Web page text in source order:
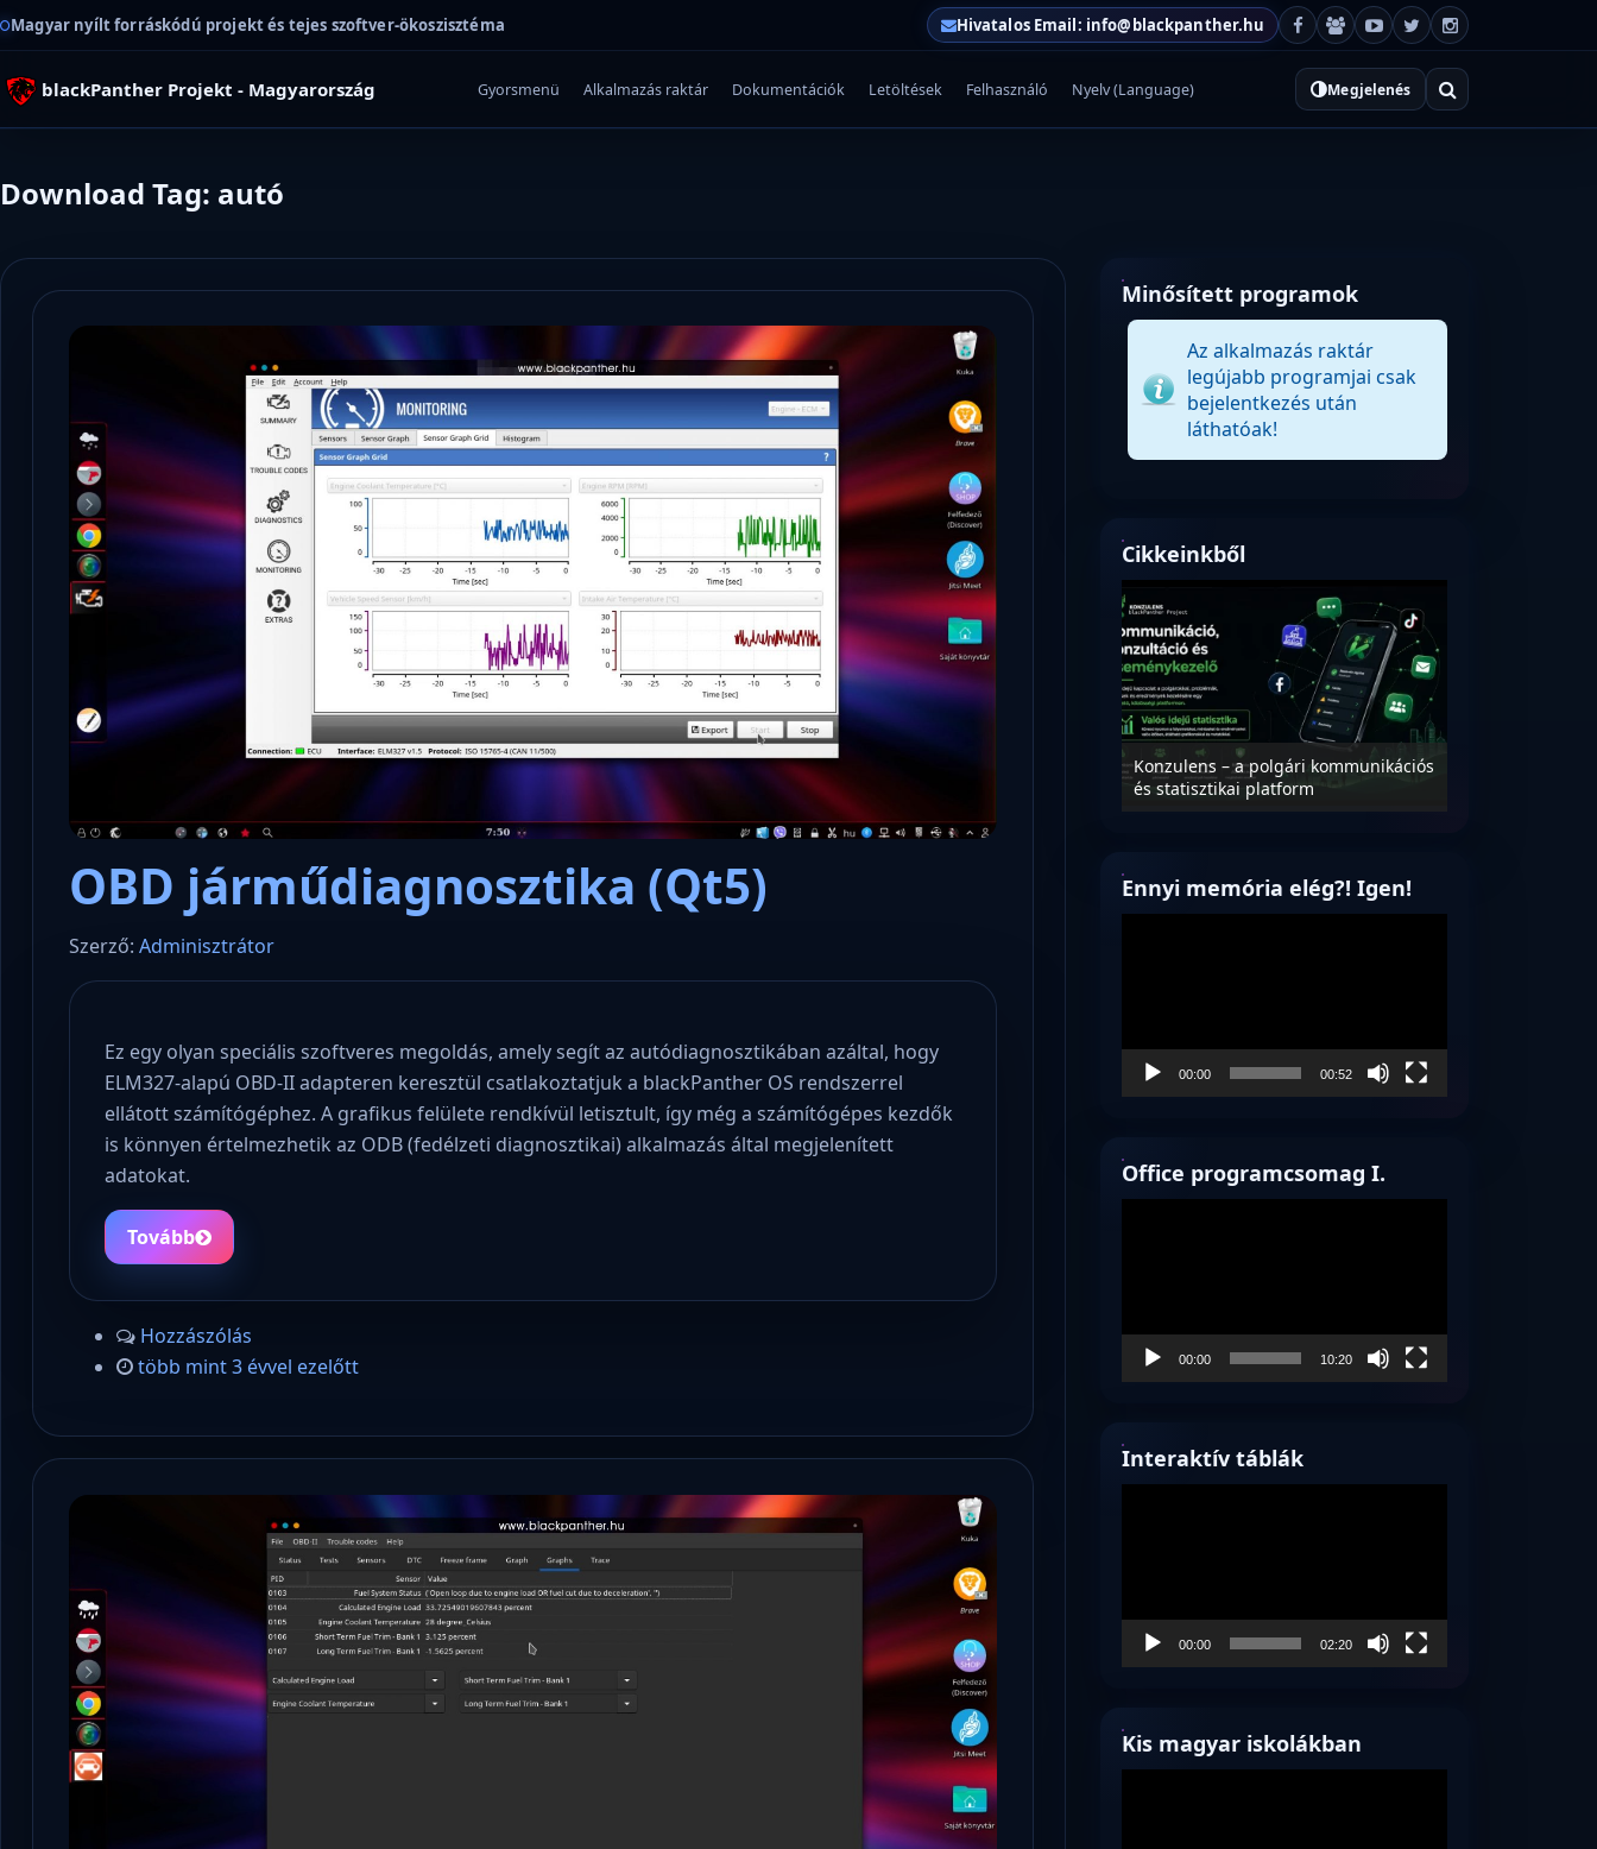
Magyar nyílt forráskódú projekt és tejes szoftver-ökoszisztéma Hivatalos Email: info@blackpanther.hu
blackPanther Projekt - Magyarország Gyorsmenü Alkalmazás raktár Dokumentációk Letöltések Felhasználó Nyelv (Language) Megjelenés
Download Tag: autó
OBD járműdiagnosztika (Qt5)
Szerző: Adminisztrátor
Ez egy olyan speciális szoftveres megoldás, amely segít az autódiagnosztikában azáltal, hogy
ELM327-alapú OBD-II adapteren keresztül csatlakoztatjuk a blackPanther OS rendszerrel
ellátott számítógéphez. A grafikus felülete rendkívül letisztult, így még a számítógépes kezdők
is könnyen értelmezhetik az ODB (fedélzeti diagnosztikai) alkalmazás által megjelenített
adatokat.
Tovább
Hozzászólás
több mint 3 évvel ezelőtt
Minősített programok
Az alkalmazás raktár
legújabb programjai csak
bejelentkezés után
láthatóak!
Cikkeinkből
Microsoft odaadta a kulcsokat a
hatóságoknak, hogy visszafejthessék
az adatokat.
Konzulens – a polgári kommunikációs
és statisztikai platform
Ennyi memória elég?! Igen!
00:00 00:52
Office programcsomag I.
00:00 10:20
Interaktív táblák
00:00 02:20
Kis magyar iskolákban